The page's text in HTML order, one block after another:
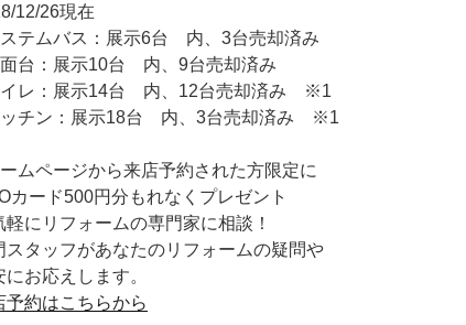
12/26現在
テムバス：展示6台 内、3台売却済み
台：展示10台 内、9台売却済み
レ：展示14台 内、12台売却済み ※1
チン：展示18台 内、3台売却済み ※1
ムページから来店予約された方限定に
カード500円分もれなくプレゼント
軽にリフォームの専門家に相談！
スタッフがあなたのリフォームの疑問や
にお応えします。
予約はこちらから